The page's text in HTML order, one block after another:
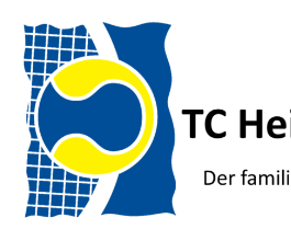
content